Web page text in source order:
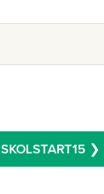
SKOLSTART15❯